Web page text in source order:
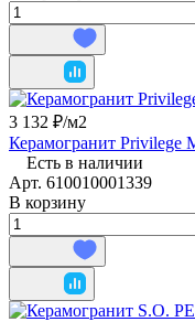
3 132 ₽/м2
Керамогранит Privilege
Есть в наличии
Арт. 610010001339
В корзину